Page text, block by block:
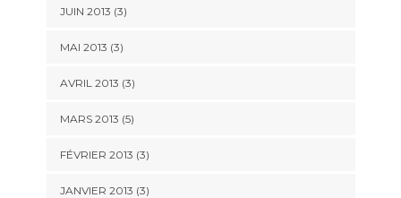
JUIN 2013 (3)
MAI 2013 (3)
AVRIL 2013 (3)
MARS 2013 (5)
FÉVRIER 2013 (3)
JANVIER 2013 (3)